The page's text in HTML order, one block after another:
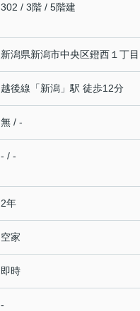
302 / 3階 / 5階建
新潟県新潟市中央区鐙西 １丁目
越後線 「新潟 」駅 徒歩12分
無 / -
- / -
2年
空家
即時
-